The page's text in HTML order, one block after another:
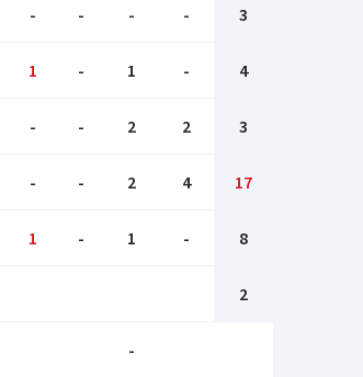
- - - - 3
1 - 1 - 4
- - 2 2 3
- - 2 4 17
1 - 1 - 8
2
-